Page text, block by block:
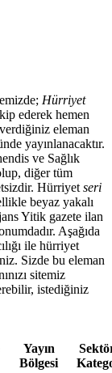
Hürriyet
ederek hemen
eleman
yayınlanacaktır.
ve Sağlık
diğer tüm
Hürriyet seri
beyaz yakalı
Yitik gazete ilan
Aşağıda
ile hürriyet
Sizde bu eleman
sitemiz
istediğiniz
Yayın
Bölgesi